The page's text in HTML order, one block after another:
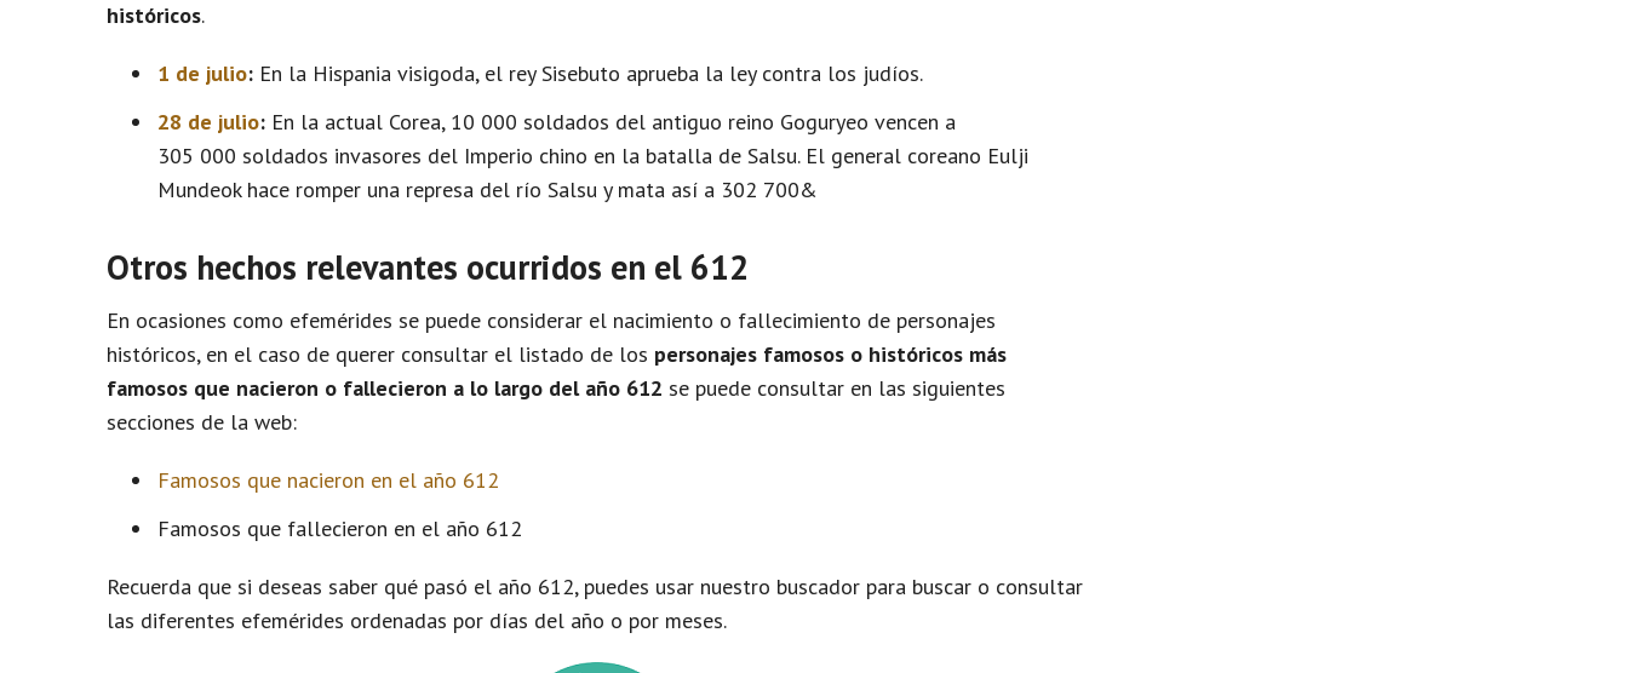
históricos.
1 de julio: En la Hispania visigoda, el rey Sisebuto aprueba la ley contra los judíos.
28 de julio: En la actual Corea, 10 000 soldados del antiguo reino Goguryeo vencen a
305 000 soldados invasores del Imperio chino en la batalla de Salsu. El general coreano Eulji
Mundeok hace romper una represa del río Salsu y mata así a 302 700&
Otros hechos relevantes ocurridos en el 612
En ocasiones como efemérides se puede considerar el nacimiento o fallecimiento de personajes
históricos, en el caso de querer consultar el listado de los personajes famosos o históricos más
famosos que nacieron o fallecieron a lo largo del año 612 se puede consultar en las siguientes
secciones de la web:
Famosos que nacieron en el año 612
Famosos que fallecieron en el año 612
Recuerda que si deseas saber qué pasó el año 612, puedes usar nuestro buscador para buscar o consultar
las diferentes efemérides ordenadas por días del año o por meses.